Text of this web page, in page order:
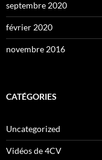
septembre 2020
février 2020
novembre 2016
CATÉGORIES
Uncategorized
Vidéos de 4CV